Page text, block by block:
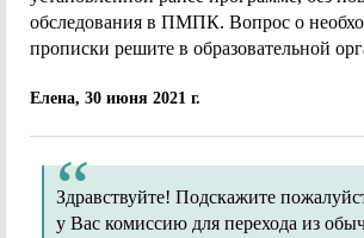
обследования в ПМПК. Вопрос о
прописки решите в образовательной
Елена, 30 июня 2021 г.
Здравствуйте! Подскажите
у Вас комиссию для перехода из